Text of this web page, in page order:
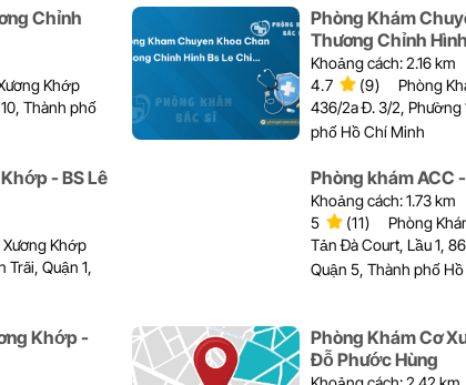
Chỉnh
Khớp
Thành phố
Phòng Khám
Thương Chỉnh
Khoảng cách: 2.16 km
4.7
(9)
Phòng
436/2a Đ. 3/2, Phường
phố Hồ Chí Minh
- BS Lê
Khớp
Quận 1,
Phòng khám ACC
Khoảng cách: 1.73 km
5
(11)
Phòng
Tản Đà Court, Lầu 1,
Quận 5, Thành phố
Khớp -
Phòng Khám Cơ
Đỗ Phước Hùng